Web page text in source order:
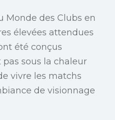
Monde des Clubs en
élevées attendues
été conçus
sous la chaleur
vivre les matchs
de visionnage